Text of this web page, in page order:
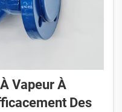
Vapeur À
Des